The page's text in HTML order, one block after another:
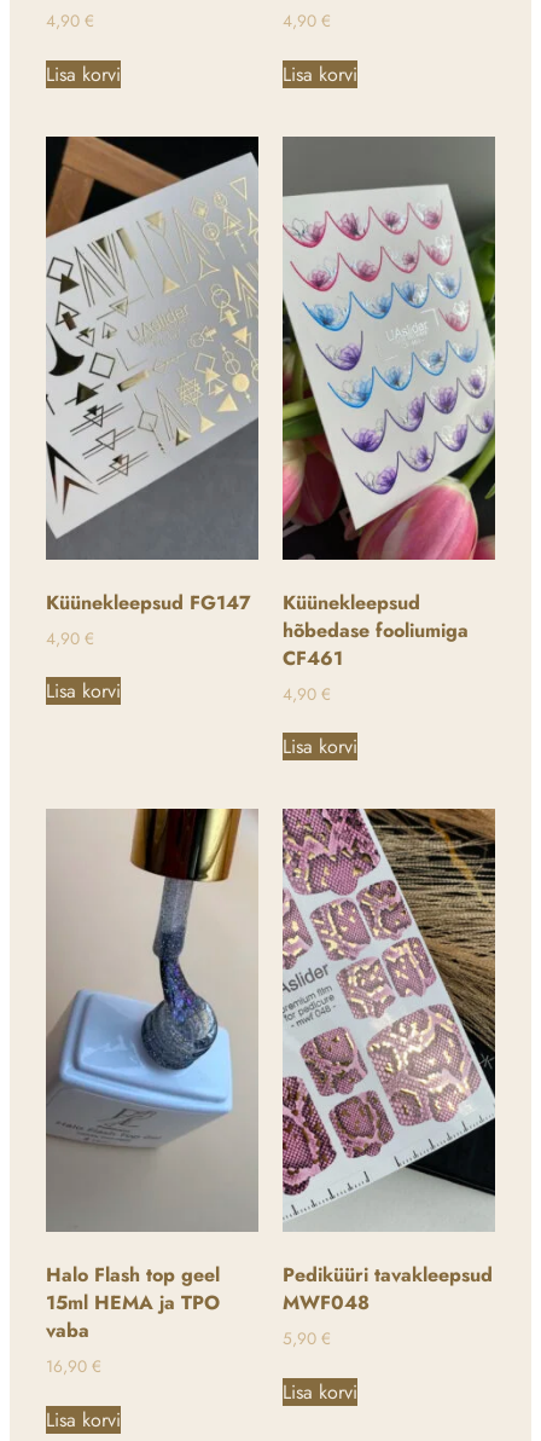
4,90 €
Lisa korvi
4,90 €
Lisa korvi
Küünekleepsud FG147
4,90 €
Lisa korvi
Küünekleepsud
hõbedase fooliumiga
CF461
4,90 €
Lisa korvi
Halo Flash top geel
15ml HEMA ja TPO
vaba
16,90 €
Lisa korvi
Pediküüri tavakleepsud
MWF048
5,90 €
Lisa korvi